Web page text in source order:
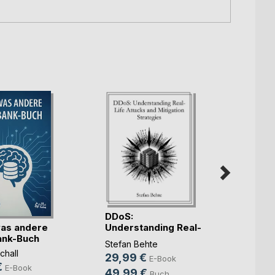
andere
Buch
E-Book
DDoS:
Understanding Real-
Life Atta(...)
Stefan Behte
29,99 € E-Book